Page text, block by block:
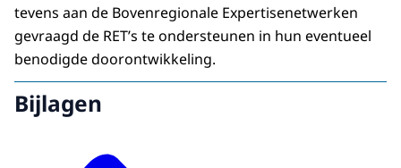
tevens aan de Bovenregionale Expertisenetwerken
gevraagd de RET’s te ondersteunen in hun eventueel
benodigde doorontwikkeling.
Bijlagen